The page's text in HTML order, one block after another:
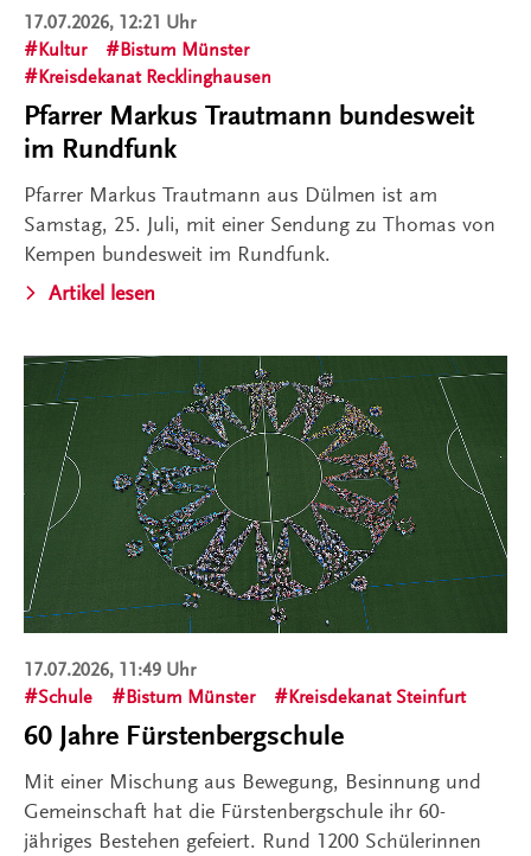
17.07.2026, 12:21 Uhr
Kultur
Bistum Münster
Kreisdekanat Recklinghausen
Pfarrer Markus Trautmann bundesweit
im Rundfunk
Pfarrer Markus Trautmann aus Dülmen ist am
Samstag, 25. Juli, mit einer Sendung zu Thomas von
Kempen bundesweit im Rundfunk.
Artikel lesen
17.07.2026, 11:49 Uhr
Schule
Bistum Münster Kreisdekanat Steinfurt
60 Jahre Fürstenbergschule
Mit einer Mischung aus Bewegung, Besinnung und
Gemeinschaft hat die Fürstenbergschule ihr 60-
jähriges Bestehen gefeiert. Rund 1200 Schülerinnen